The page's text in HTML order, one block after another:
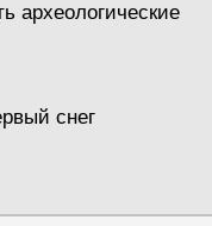
археологические
снег